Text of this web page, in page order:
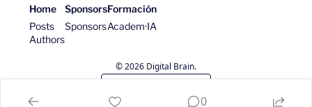
Home
Posts
Authors
Sponsors
Sponsors
Formación
Academ·IA
© 2026 Digital Brain.
0